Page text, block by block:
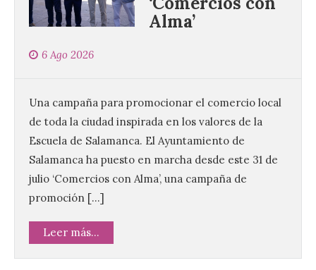
Alma’
6 Ago 2026
Una campaña para promocionar el comercio local
de toda la ciudad inspirada en los valores de la
Escuela de Salamanca. El Ayuntamiento de
Salamanca ha puesto en marcha desde este 31 de
julio ‘Comercios con Alma’, una campaña de
promoción […]
Leer más...